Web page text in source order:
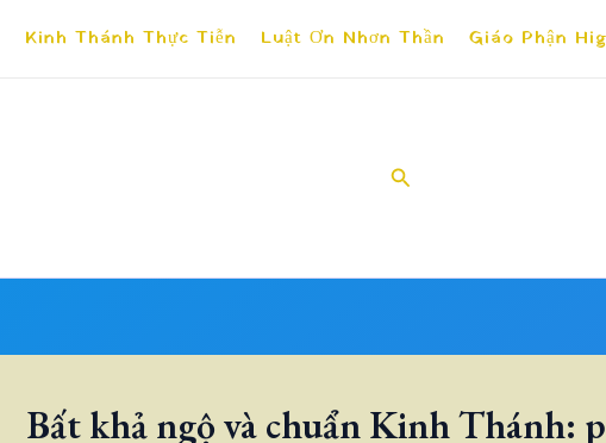
Kinh Thánh Thực Tiễn Luật Ơn Nhơn Thần Giáo Phận
Search
Bất khả ngộ và chuẩn Kinh Thánh: